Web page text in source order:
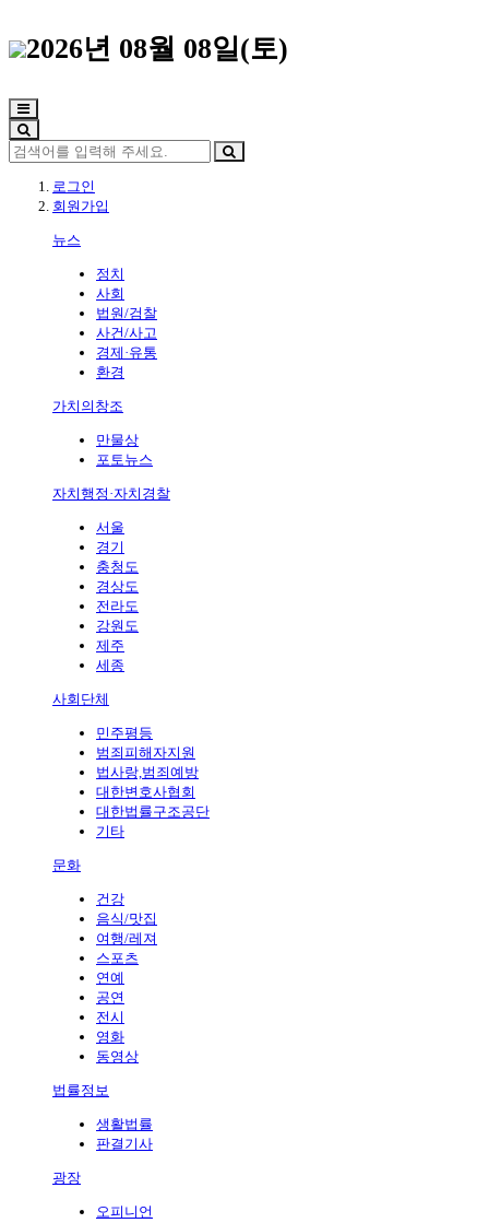
2026년 08월 08일(토)
로그인
회원가입
뉴스
정치
사회
법원/검찰
사건/사고
경제·유통
환경
가치의창조
만물상
포토뉴스
자치행정·자치경찰
서울
경기
충청도
경상도
전라도
강원도
제주
세종
사회단체
민주평등
범죄피해자지원
법사랑,범죄예방
대한변호사협회
대한법률구조공단
기타
문화
건강
음식/맛집
여행/레져
스포츠
연예
공연
전시
영화
동영상
법률정보
생활법률
판결기사
광장
오피니언